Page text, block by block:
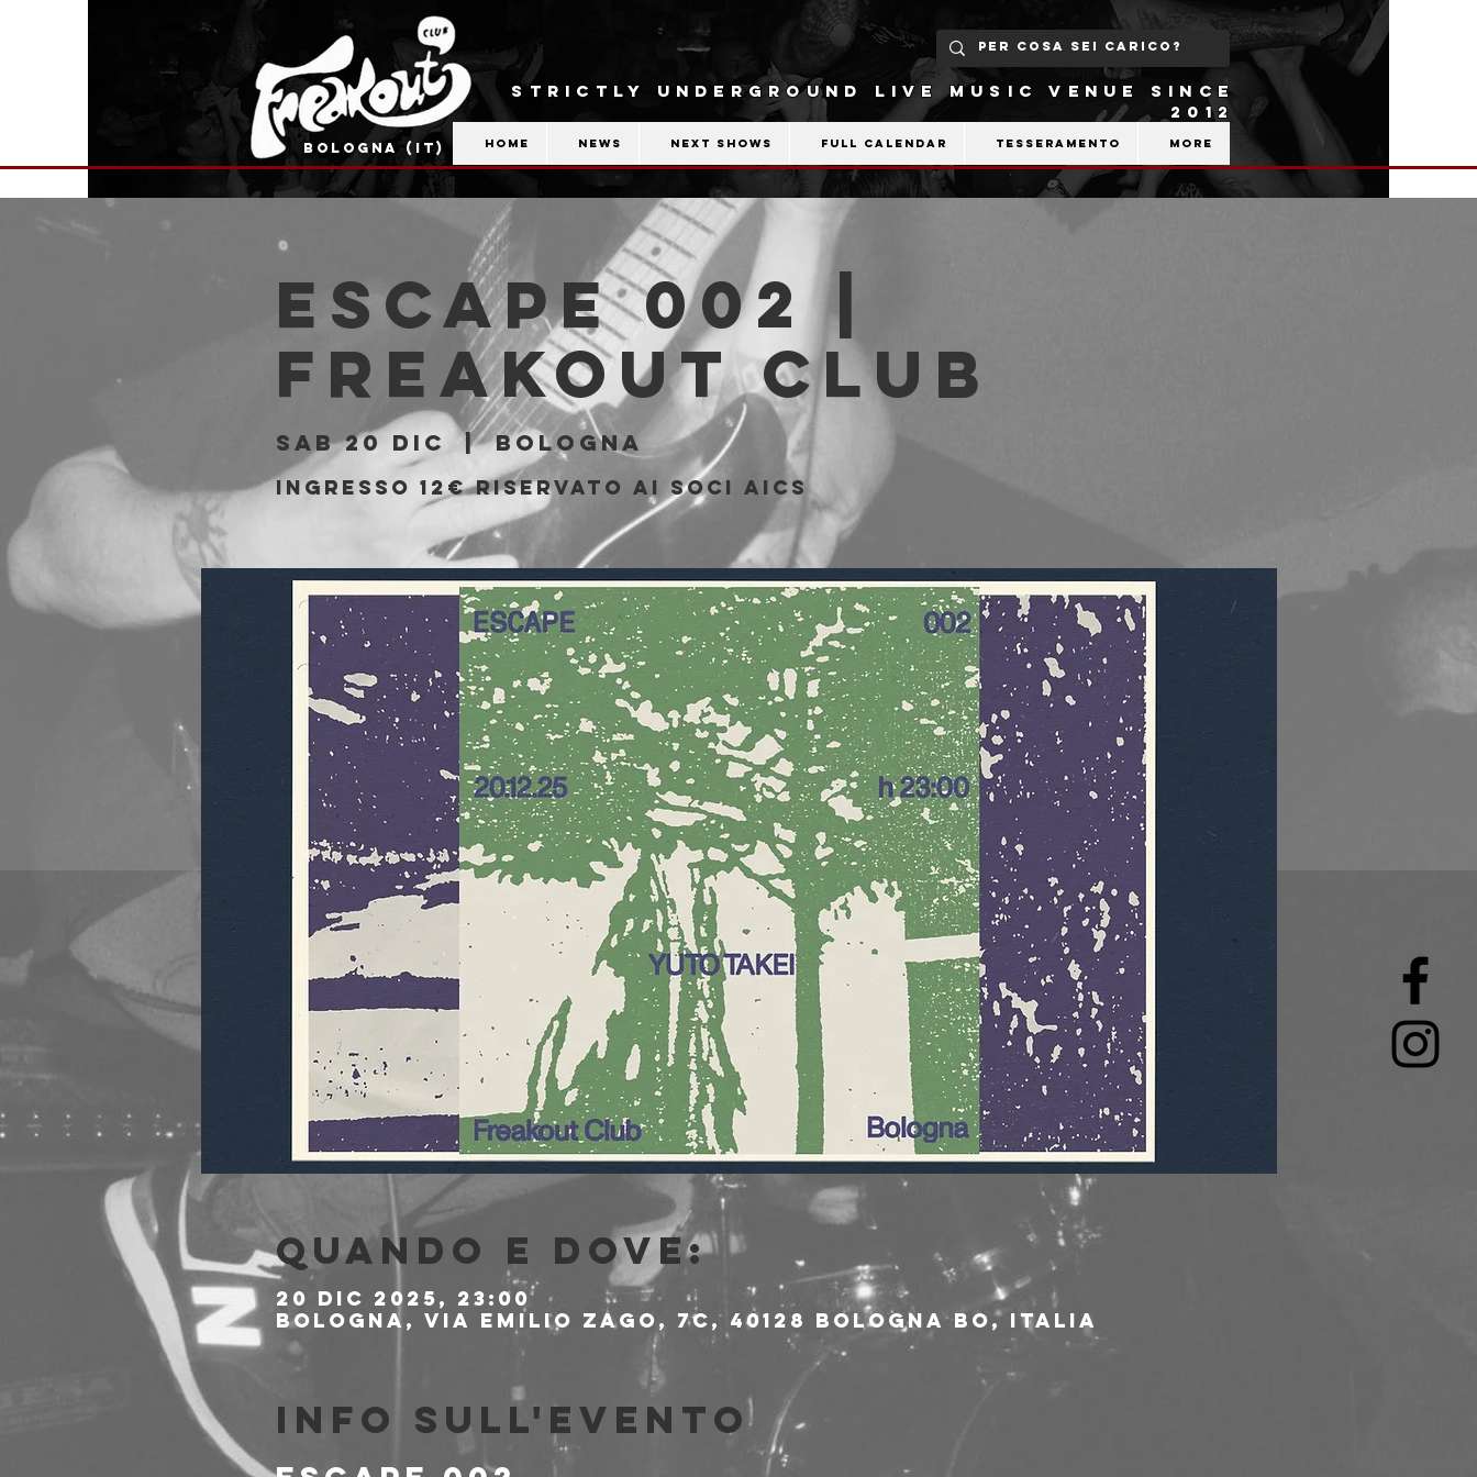
BOLOGNA (IT)
STRICTLY UNDERGROUND LIVE MUSIC VENUE SINCE
2012
Home News Next shows Full calendar Tesseramento More
ESCAPE 002 |
Freakout Club
sab 20 dic
  |
Bologna
Ingresso 12€ riservato ai soci AICS
Quando e dove:
20 dic 2025, 23:00
Bologna, Via Emilio Zago, 7c, 40128 Bologna BO, Italia
Info sull'evento